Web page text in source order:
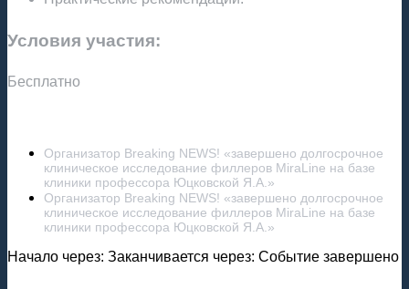
Условия участия:
Бесплатно
Организатор Breaking NEWS! «завершено долгосрочное
клиническое исследование филлеров MiraLine на базе
клиники профессора Юцковской Я.А.»
Организатор Breaking NEWS! «завершено долгосрочное
клиническое исследование филлеров MiraLine на базе
клиники профессора Юцковской Я.А.»
Начало через: Заканчивается через: Событие завершено